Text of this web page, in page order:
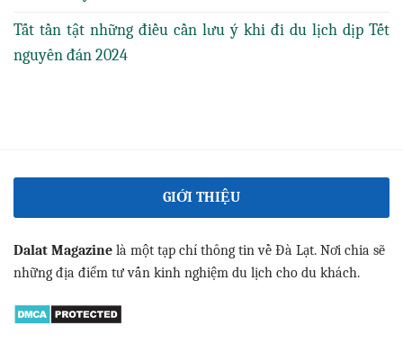
Tất tần tật những điều cần lưu ý khi đi du lịch dịp Tết
nguyên đán 2024
GIỚI THIỆU
Dalat Magazine là một tạp chí thông tin về Đà Lạt. Nơi chia sẽ
những địa điểm tư vấn kinh nghiệm du lịch cho du khách.